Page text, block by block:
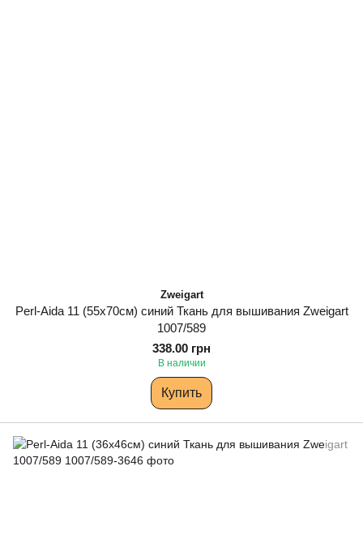
Zweigart
Perl-Aida 11 (55х70см) синий Ткань для вышивания Zweigart
1007/589
338.00 грн
В наличии
Купить